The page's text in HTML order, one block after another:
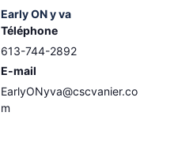
Early ON y va
Téléphone
613-744-2892
E-mail
EarlyONyva@cscvanier.co
m